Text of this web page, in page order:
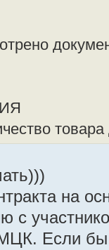
на
с
Если